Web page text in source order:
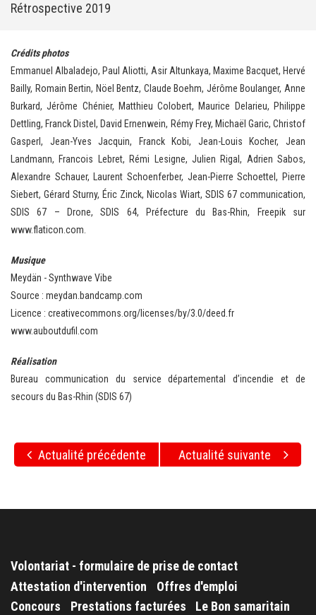
Rétrospective 2019
Crédits photos
Emmanuel Albaladejo, Paul Aliotti, Asir Altunkaya, Maxime Bacquet, Hervé
Bailly, Romain Bertin, Nöel Bentz, Claude Boehm, Jérôme Boulanger, Anne
Burkard, Jérôme Chénier, Matthieu Colobert, Maurice Delarieu, Philippe
Dettling, Franck Distel, David Ernenwein, Rémy Frey, Michaël Garic, Christof
Gasperl, Jean-Yves Jacquin, Franck Kobi, Jean-Louis Kocher, Jean
Landmann, Francois Lebret, Rémi Lesigne, Julien Rigal, Adrien Sabos,
Alexandre Schauer, Laurent Schoenferber, Jean-Pierre Schoettel, Pierre
Siebert, Gérard Sturny, Éric Zinck, Nicolas Wiart, SDIS 67 communication,
SDIS 67 – Drone, SDIS 64, Préfecture du Bas-Rhin, Freepik sur
www.flaticon.com.
Musique
Meydän - Synthwave Vibe
Source : meydan.bandcamp.com
Licence : creativecommons.org/licenses/by/3.0/deed.fr
www.auboutdufil.com
Réalisation
Bureau communication du service départemental d’incendie et de
secours du Bas-Rhin (SDIS 67)
Actualité précédente Actualité suivante
Volontariat - formulaire de prise de contact
Attestation d'intervention
Offres d'emploi
Concours
Prestations facturées
Le Bon samaritain